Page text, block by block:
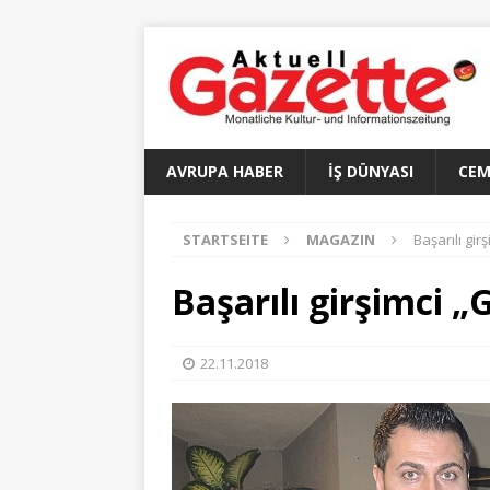
AVRUPA HABER İŞ DÜNYASI
STARTSEITE MAGAZIN Başarılı
Başarılı girşimci
22.11.2018